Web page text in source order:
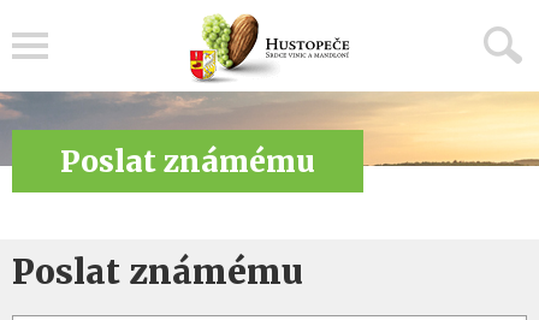
Poslat známému
Poslat známému